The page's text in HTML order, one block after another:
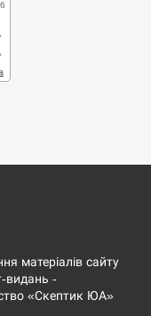
матеріалів сайту
видань -
«Скептик ЮА»